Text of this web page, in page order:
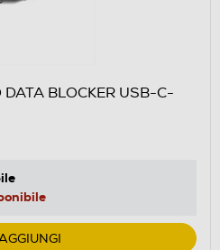
BLOCKER USB-C-